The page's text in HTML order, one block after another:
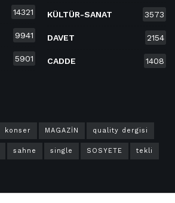
14321
9941
5901
KÜLTÜR-SANAT 3573
DAVET 2154
CADDE 1408
konser MAGAZİN quality dergisi
sahne single SOSYETE tekli